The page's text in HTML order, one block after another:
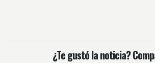
¿Te gustó la noticia?